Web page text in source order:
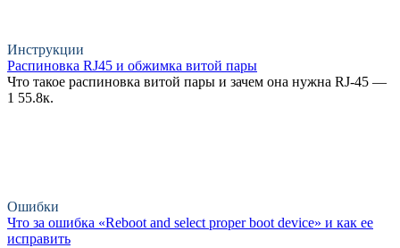
Инструкции
Распиновка RJ45 и обжимка витой пары
Что такое распиновка витой пары и зачем она нужна RJ-45 —
1 55.8к.
Ошибки
Что за ошибка «Reboot and select proper boot device» и как ее
исправить